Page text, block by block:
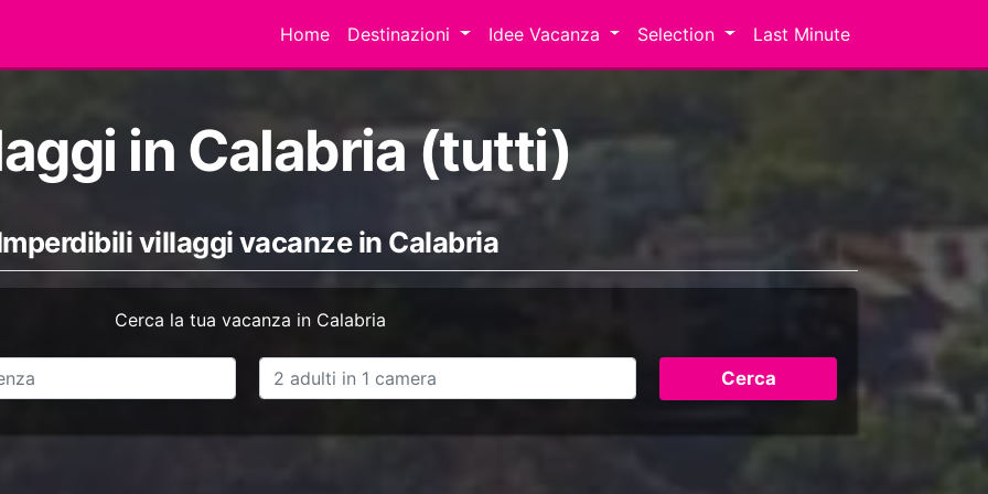
Home Destinazioni Idee Vacanza Selection Last Minute
in Calabria (tutti)
villaggi vacanze in Calabria
Cerca la tua vacanza in Calabria
Cerca